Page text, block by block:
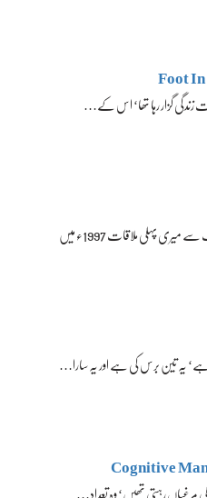
Foot
زندگی گزار رہا تھا‘ اس کے…
امیرالعظیم صاحب سے میری پہلی ملاقات 1997ء میں
یہ تین برس کی ہے اور یہ سارا…
Cognitive